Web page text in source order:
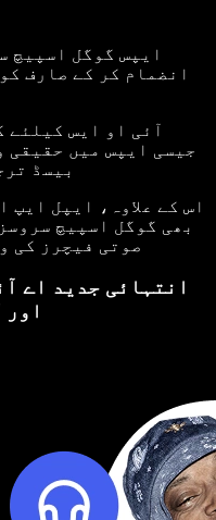
انضمام کر کے صارف
آئی او ایس کیلئے
جیسی ایپس میں حقیقی
اس کے علاوہ، ایپل
بھی گوگل اسپیچ
صوتی فیچرز کی
انتہائی جدید اے
اور 24/7 سپورٹ سے لطف اٹھائیں